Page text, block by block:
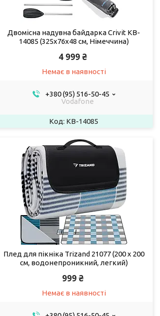
Двомісна надувна байдарка Crivit KB-
14085 (325x76x48 см, Німеччина)
4 999 ₴
Немає в наявності
+380 (95) 516-50-45
Vodafone
KB-14085
Плед для пікніка Trizand 21077 (200 x 200
см, водонепроникний, легкий)
999 ₴
Немає в наявності